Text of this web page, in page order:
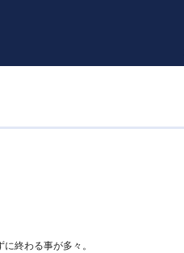
終わる事が多々。